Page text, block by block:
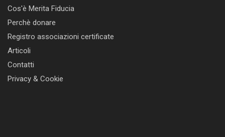
Cos'è Merita Fiducia
Perchè donare
Registro associazioni certificate
Articoli
Contatti
Privacy & Cookie